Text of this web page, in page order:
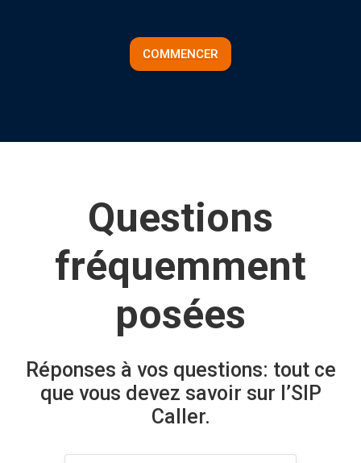
COMMENCER
Questions
fréquemment
posées
Réponses à vos questions: tout ce
que vous devez savoir sur l’SIP
Caller.